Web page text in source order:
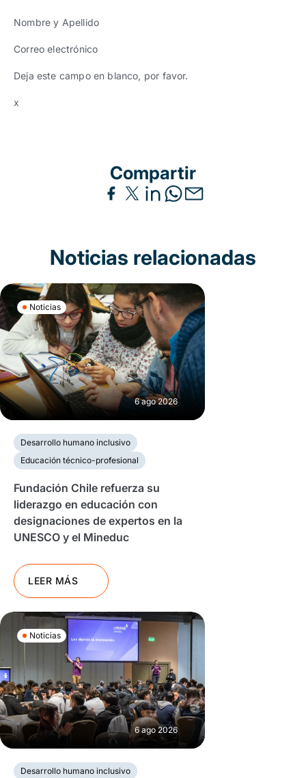
Nombre y Apellido
Correo electrónico
Deja este campo en blanco, por favor.
x
Compartir
Noticias relacionadas
Noticias
6 ago 2026
Desarrollo humano inclusivo
Educación técnico-profesional
Fundación Chile refuerza su
liderazgo en educación con
designaciones de expertos en la
UNESCO y el Mineduc
LEER MÁS
Noticias
6 ago 2026
Desarrollo humano inclusivo